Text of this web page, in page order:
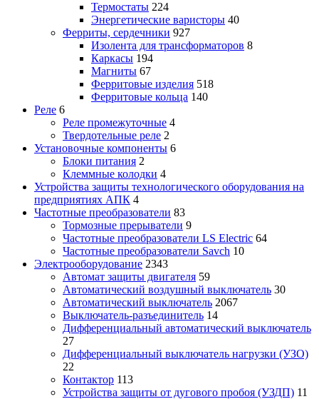
Термостаты 224
Энергетические варисторы 40
Ферриты, сердечники 927
Изолента для трансформаторов 8
Каркасы 194
Магниты 67
Ферритовые изделия 518
Ферритовые кольца 140
Реле 6
Реле промежуточные 4
Твердотельные реле 2
Установочные компоненты 6
Блоки питания 2
Клеммные колодки 4
Устройства защиты технологического оборудования на
предприятиях АПК 4
Частотные преобразователи 83
Тормозные прерыватели 9
Частотные преобразователи LS Electric 64
Частотные преобразователи Savch 10
Электрооборудование 2343
Автомат защиты двигателя 59
Автоматический воздушный выключатель 30
Автоматический выключатель 2067
Выключатель-разъединитель 14
Дифференциальный автоматический выключатель
27
Дифференциальный выключатель нагрузки (УЗО)
22
Контактор 113
Устройства защиты от дугового пробоя (УЗДП) 11